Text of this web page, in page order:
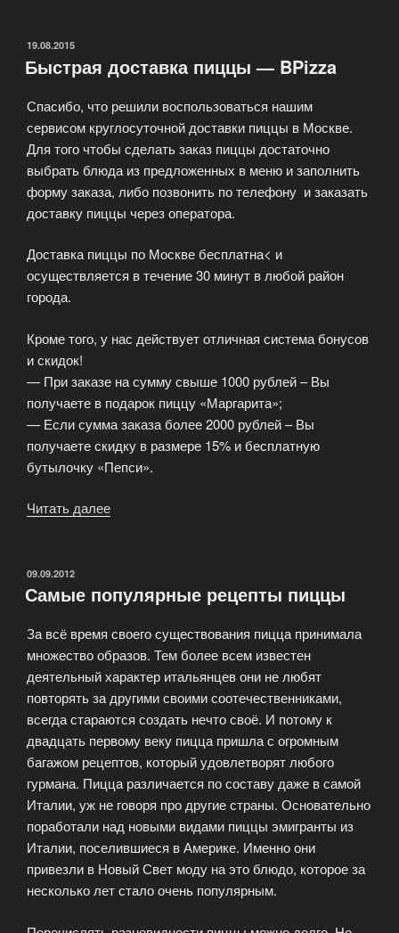
пицца
Москве»
ОПУБЛИКОВАНО
19.08.2015
Быстрая доставка пиццы — BPizza
Спасибо, что решили воспользоваться нашим
сервисом круглосуточной доставки пиццы в Москве.
Для того чтобы сделать заказ пиццы достаточно
выбрать блюда из предложенных в меню и заполнить
форму заказа, либо позвонить по телефону и заказать
доставку пиццы через оператора.
Доставка пиццы по Москве бесплатна< и
осуществляется в течение 30 минут в любой район
города.
Кроме того, у нас действует отличная система бонусов
и скидок!
— При заказе на сумму свыше 1000 рублей – Вы
получаете в подарок пиццу «Маргарита»;
— Если сумма заказа более 2000 рублей – Вы
получаете скидку в размере 15% и бесплатную
бутылочку «Пепси».
Читать далее
BPizza»
ОПУБЛИКОВАНО
09.09.2012
Самые популярные рецепты пиццы
За всё время своего существования пицца принимала
множество образов. Тем более всем известен
деятельный характер итальянцев они не любят
повторять за другими своими соотечественниками,
всегда стараются создать нечто своё. И потому к
двадцать первому веку пицца пришла с огромным
багажом рецептов, который удовлетворят любого
гурмана. Пицца различается по составу даже в самой
Италии, уж не говоря про другие страны. Основательно
поработали над новыми видами пиццы эмигранты из
Италии, поселившиеся в Америке. Именно они
привезли в Новый Свет моду на это блюдо, которое за
несколько лет стало очень популярным.